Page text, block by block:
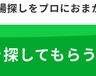
探しをプロにおま
してもらう